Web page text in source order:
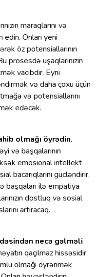
maraqlarını və
edin. Onları yeni
öz potensiallarının
prosesdə uşaqlarınızın
vacibdir. Eyni
və daha çoxu üçün
və potensiallarını
edəcək.
olmağı öyrədin.
və başqalarının
emosional intellekt
bacarıqlarını gücləndirir.
başqaları ilə empatiya
dostluq və sosial
artıracaq.
necə gəlməli
qaçılmaz hissəsidir.
olmağı öyrənmək